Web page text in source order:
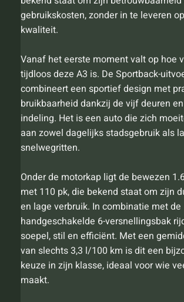
gebruikskosten, zonder in te leveren
kwaliteit.
Vanaf het eerste moment valt op hoe
tijdloos deze A3 is. De Sportback-
combineert een sportief design met
bruikbaarheid dankzij de vijf deuren
indeling. Het is een auto die zich
aan zowel dagelijks stadsgebruik als
snelwegritten.
Onder de motorkap ligt de bewezen
met 110 pk, die bekend staat om zijn
en lage verbruik. In combinatie met de
handgeschakelde 6-versnellingsbak
soepel, stil en efficiënt. Met een
van slechts 3,3 l/100 km is dit een
keuze in zijn klasse, ideaal voor wie
maakt.